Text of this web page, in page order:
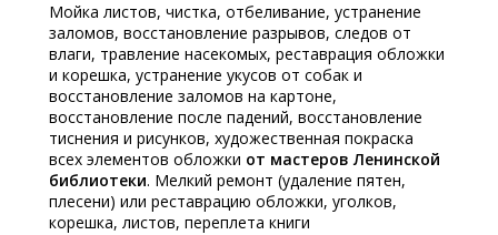
Мойка листов, чистка, отбеливание, устранение
заломов, восстановление разрывов, следов от
влаги, травление насекомых, реставрация обложки
и корешка, устранение укусов от собак и
восстановление заломов на картоне,
восстановление после падений, восстановление
тиснения и рисунков, художественная покраска
всех элементов обложки от мастеров Ленинской
библиотеки. Мелкий ремонт (удаление пятен,
плесени) или реставрацию обложки, уголков,
корешка, листов, переплета книги